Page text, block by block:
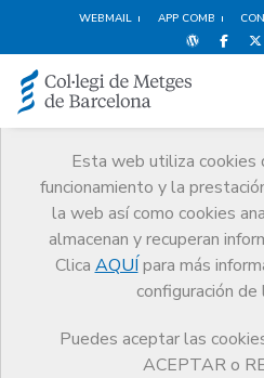
WEBMAIL APP COMB
Esta web utiliza cookies
funcionamiento y la
la web así como cookies
almacenan y recuperan
Clica AQUÍ para más
configuración de
Puedes aceptar las
ACEPTAR o
Ventajas y
descuentos
Servicios Otros servicios
Deportes y Bienestar
Indoorwall,